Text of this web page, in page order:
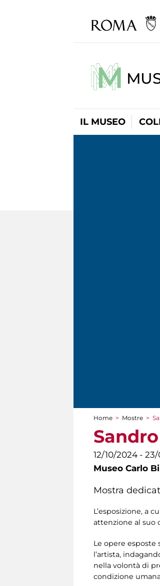
IL MUSEO
Tu sei qui
Home > Mostre >
12/10/2024 -
Museo Carlo
Mostra
L’esposizione, a
attenzione al suo
Le opere esposte
l’artista,
nella volontà di
condizione